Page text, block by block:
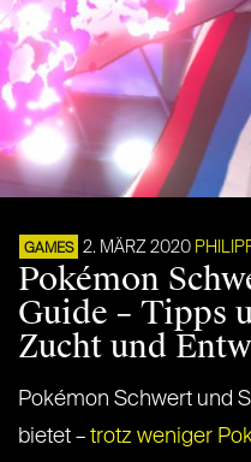
GAMES 2. MÄRZ 2020
Pokémon
Guide – Tipps
Zucht und
Pokémon Schwert und
bietet – trotz weniger